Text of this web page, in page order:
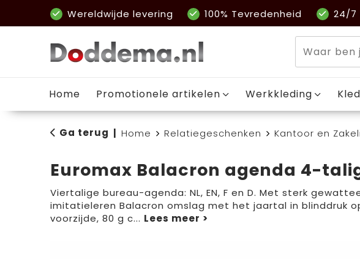
Wereldwijde levering 100% Tevredenheid 24/7
Home Promotionele artikelen Werkkleding
Ga terug Home Relatiegeschenken Kantoor en
Euromax Balacron agenda 4-
Viertalige bureau-agenda: NL, EN, F en D. Met sterk
imitatieleren Balacron omslag met het jaartal in blinddruk
voorzijde, 80 g c...